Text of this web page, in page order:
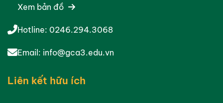
Xem bản đồ
Hotline: 0246.294.3068
Email: info@gca3.edu.vn
Liên kết hữu ích